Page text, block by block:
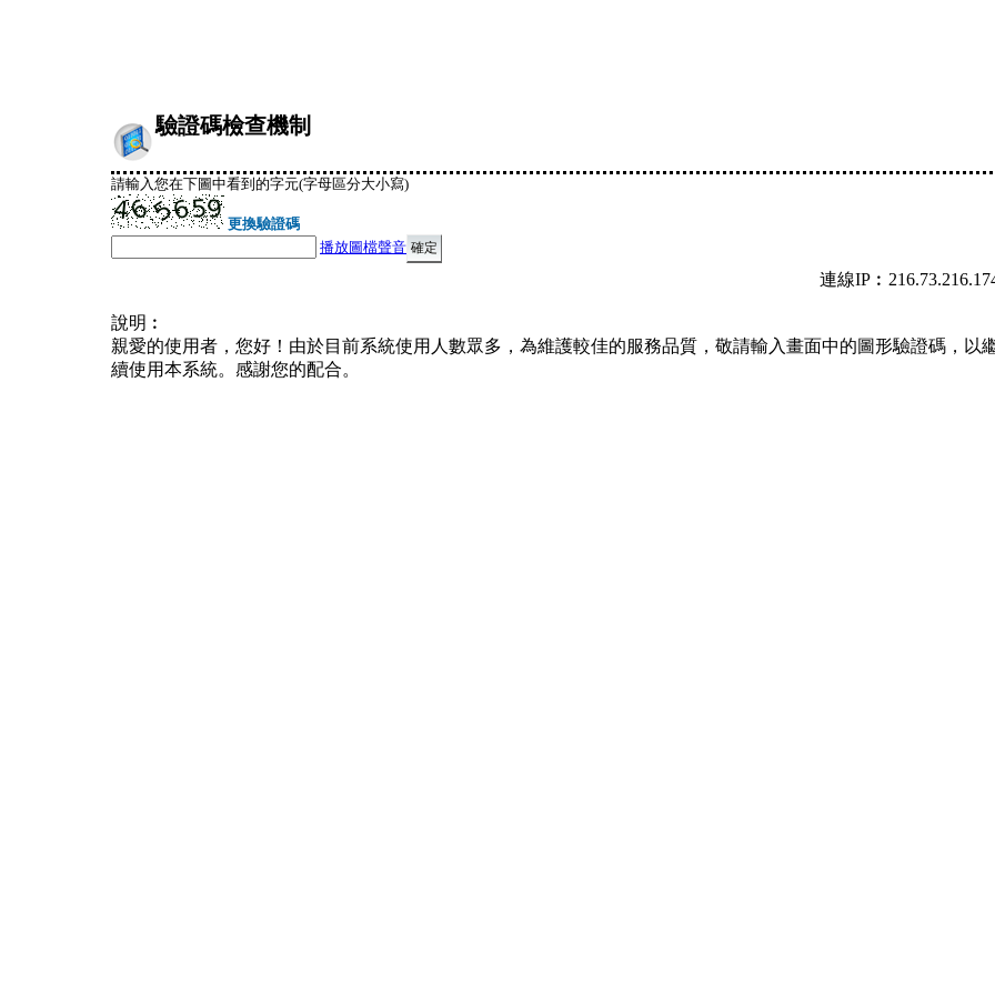
驗證碼檢查機制
請輸入您在下圖中看到的字元(字母區分大小寫)
更換驗證碼
播放圖檔聲音
連線
說明︰
親愛的使用者，您好！由於目前系統使用人數眾多，為維護較佳的服務品質，敬請輸入畫面中的圖形驗證碼，以
續使用本系統。感謝您的配合。